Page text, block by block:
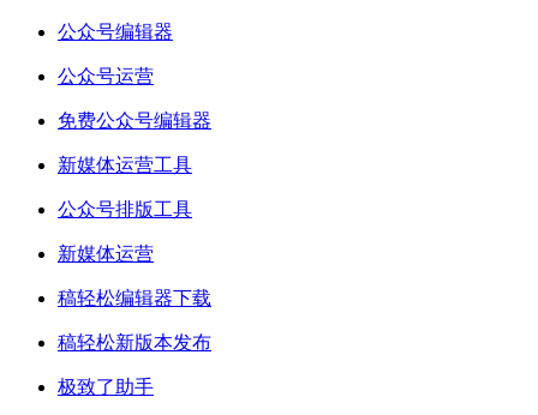
公众号编辑器
公众号运营
免费公众号编辑器
新媒体运营工具
公众号排版工具
新媒体运营
稿轻松编辑器下载
稿轻松新版本发布
极致了助手